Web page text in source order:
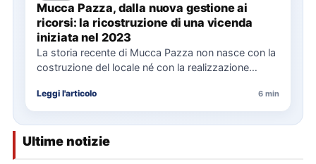
Mucca Pazza, dalla nuova gestione ai
ricorsi: la ricostruzione di una vicenda
iniziata nel 2023
La storia recente di Mucca Pazza non nasce con la
costruzione del locale né con la realizzazione
Leggi l'articolo 6 min
Ultime notizie